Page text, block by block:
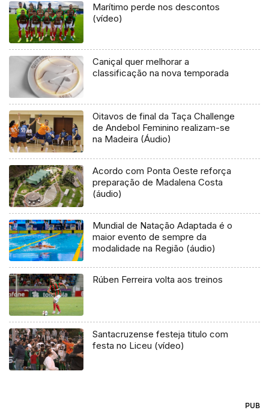
Marítimo perde nos descontos
(vídeo)
Caniçal quer melhorar a
classificação na nova temporada
Oitavos de final da Taça Challenge
de Andebol Feminino realizam-se
na Madeira (Áudio)
Acordo com Ponta Oeste reforça
preparação de Madalena Costa
(áudio)
Mundial de Natação Adaptada é o
maior evento de sempre da
modalidade na Região (áudio)
Rúben Ferreira volta aos treinos
Santacruzense festeja titulo com
festa no Liceu (vídeo)
PUB